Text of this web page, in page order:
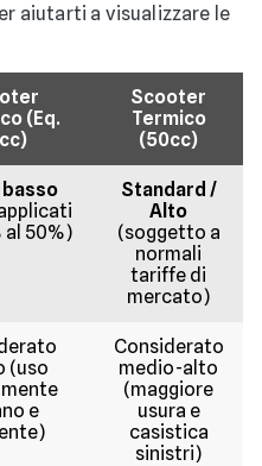
aiutarti a visualizzare le
(Eq.
Scooter
Termico
(50cc)
al 50%)
Standard /
Alto
(soggetto a
normali
tariffe di
mercato)
(uso
e
Considerato
medio-alto
(maggiore
usura e
casistica
sinistri)